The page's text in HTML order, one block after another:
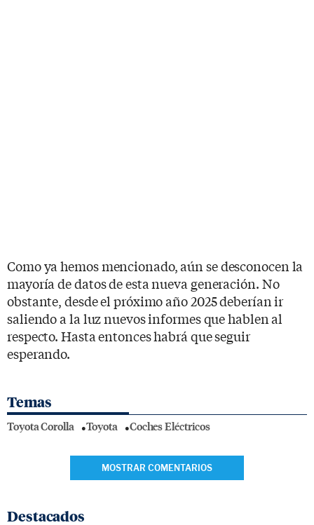
Como ya hemos mencionado, aún se desconocen la
mayoría de datos de esta nueva generación. No
obstante, desde el próximo año 2025 deberían ir
saliendo a la luz nuevos informes que hablen al
respecto. Hasta entonces habrá que seguir
esperando.
Temas
Toyota Corolla Toyota Coches Eléctricos
MOSTRAR COMENTARIOS
Destacados